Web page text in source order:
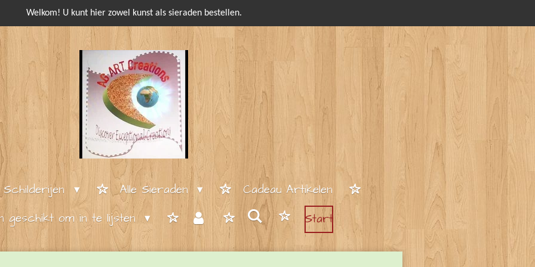
Welkom! U kunt hier zowel kunst als sieraden bestellen.
Schilderijen Alle Sieraden
Cadeau Artikelen
geschikt om in te lijsten
Start